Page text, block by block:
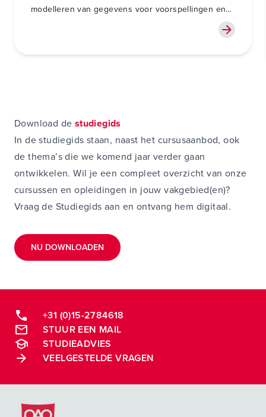
modelleren van gegevens voor voorspellingen en
besluitvorming en leer hoe generatieve AI, zoals
ChatGPT of Copilot, hierbij op een verantwoorde
manier ingezet kan worden.
Download de studiegids
In de studiegids staan, naast het cursusaanbod, ook
de thema’s die we komend jaar verder gaan
ontwikkelen. Wil je een compleet overzicht van onze
cursussen en opleidingen in jouw vakgebied(en)?
Vraag de Studiegids aan en ontvang hem digitaal.
NU DOWNLOADEN
+31 (0)15-2784618
STUUR EEN MAIL
STUDIEADVIES
VEELGESTELDE VRAGEN
Postacademische cursussen, leergangen en opleidingen